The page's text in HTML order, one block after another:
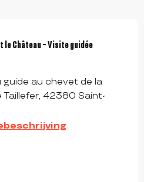
le Château - Visite guidée
guide au chevet de la
Taillefer, 42380 Saint-